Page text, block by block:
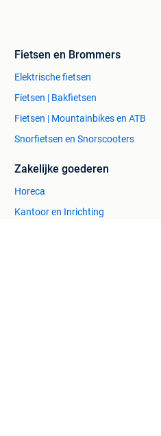
Fietsen en Brommers
Elektrische fietsen
Fietsen | Bakfietsen
Fietsen | Mountainbikes en ATB
Snorfietsen en Snorscooters
Zakelijke goederen
Horeca
Kantoor en Inrichting